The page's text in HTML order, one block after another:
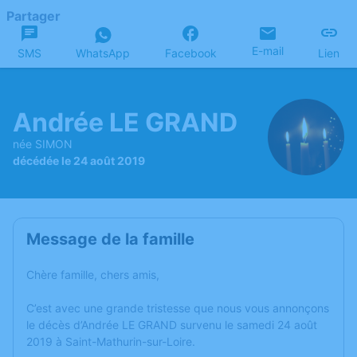
Partager
SMS WhatsApp Facebook E-mail Lien
Andrée LE GRAND
née SIMON
décédée le 24 août 2019
Message de la famille
Chère famille, chers amis,
C’est avec une grande tristesse que nous vous annonçons
le décès d’Andrée LE GRAND survenu le samedi 24 août
2019 à Saint-Mathurin-sur-Loire.